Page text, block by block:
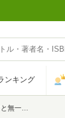
ンキング
社みらい文庫)